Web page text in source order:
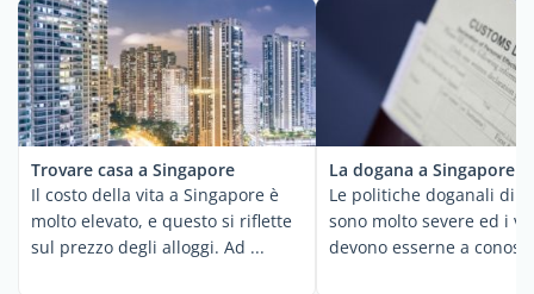
Trovare casa a Singapore
Il costo della vita a Singapore è
molto elevato, e questo si riflette
sul prezzo degli alloggi. Ad ...
La dogana a Singapore
Le politiche doganali di
sono molto severe ed i
devono esserne a